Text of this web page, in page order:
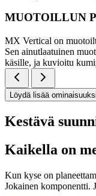
MUOTOILLUN
MX Vertical on
Sen ainutlaatuinen
käsille, ja kuvioitu
Löydä lisää
Kestävä
Kaikella on
Kun kyse on
Jokainen komponentti.